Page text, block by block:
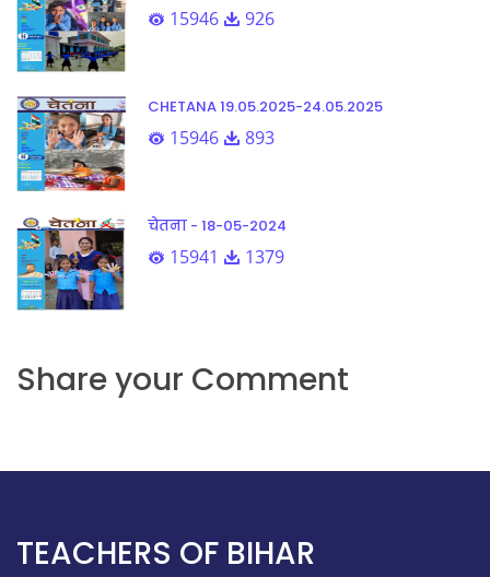
15946 926
CHETANA 19.05.2025-24.05.2025
15946 893
चेतना - 18-05-2024
15941 1379
Share your Comment
TEACHERS OF BIHAR